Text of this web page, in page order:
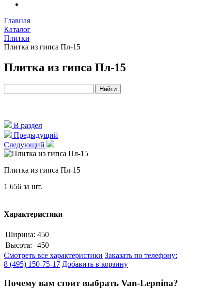
Главная
Каталог
Плитки
Плитка из гипса Пл-15
Плитка из гипса Пл-15
В раздел
Предыдущий
Следующий
Плитка из гипса Пл-15
1 656 за шт.
Характеристики
Ширина: 450
Высота:
450
Смотреть все характеристики Заказать по телефону:
8 (495) 150-75-17 Добавить в корзину
Почему вам стоит выбрать Van-Lepnina?